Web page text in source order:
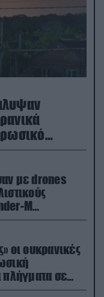
με drones
M
στρατιωτικό
οι ουκρανικές
σε
Ουράλια